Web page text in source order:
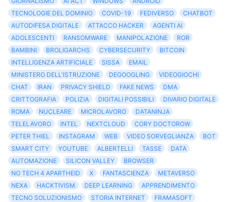
TECNOLOGIE DEL DOMINIO
COVID-19 FEDIVERSO
CHATBOT
AUTODIFESA DIGITALE
ATTACCO HACKER
AGENTI AI
ADOLESCENTI
RANSOMWARE MANIPOLAZIONE
ROR
BAMBINI
BROLIGARCHS CYBERSECURITY
BITCOIN
INTELLIGENZA ARTIFICIALE
SISSA
EMAIL
MINISTERO DELL'ISTRUZIONE
DEGOOGLING
VIDEOGIOCHI
CHAT
IRAN PRIVACY SHIELD FAKE NEWS
DMA
CRITTOGRAFIA
POLIZIA DIGITALI POSSIBILI
DIVARIO DIGITALE
ROMA
NUCLEARE MICROLAVORO
DATANINJA
TELELAVORO
INTEL NEXTCLOUD
CORY DOCTOROW
PETER THIEL
INSTAGRAM WEB VIDEO SORVEGLIANZA
BOT
SMART CITY
YOUTUBE ALBERTELLI TASSE
DATA
AUTOMAZIONE
SILICON VALLEY
BROWSER
NO TECH 4 APARTHEID
X FANTASCIENZA
METAVERSO
NEXA
HACKTIVISM DEEP LEARNING
APPRENDIMENTO
TECNO SOLUZIONISMO
STORIA INTERNET
FRAMASOFT